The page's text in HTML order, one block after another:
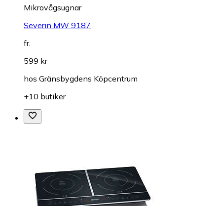
Mikrovågsugnar
Severin MW 9187
fr.
599 kr
hos Gränsbygdens Köpcentrum
+10 butiker